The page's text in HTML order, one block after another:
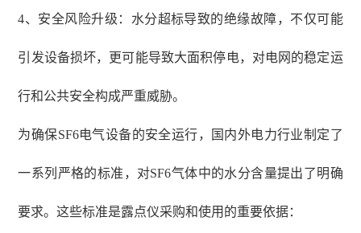
4、安全风险升级：水分超标导致的绝缘故障，不仅可能
引发设备损坏，更可能导致大面积停电，对电网的稳定运
行和公共安全构成严重威胁。
为确保SF6电气设备的安全运行，国内外电力行业制定了
一系列严格的标准，对SF6气体中的水分含量提出了明确
要求。这些标准是露点仪采购和使用的重要依据：